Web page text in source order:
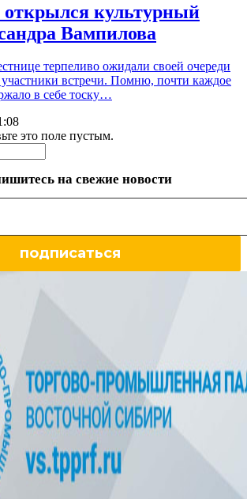
культурный
Вампилова
терпеливо ожидали своей очереди
встречи. Помню, почти каждое
в себе тоску…
это поле пустым.
на свежие новости